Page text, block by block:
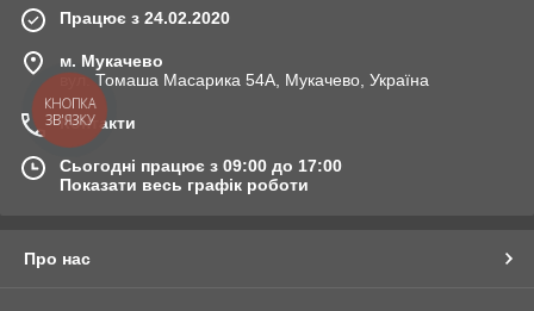
Працює з 24.02.2020
м. Мукачево
вул. Томаша Масарика 54А, Мукачево, Україна
Контакти
Сьогодні працює з 09:00 до 17:00
Показати весь графік роботи
Про нас
КНОПКА
ЗВ'ЯЗКУ